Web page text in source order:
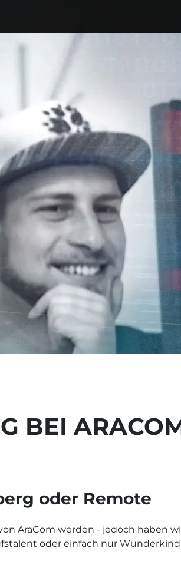
BEI
oder Remote
AraCom werden - jedoch haben
oder einfach nur